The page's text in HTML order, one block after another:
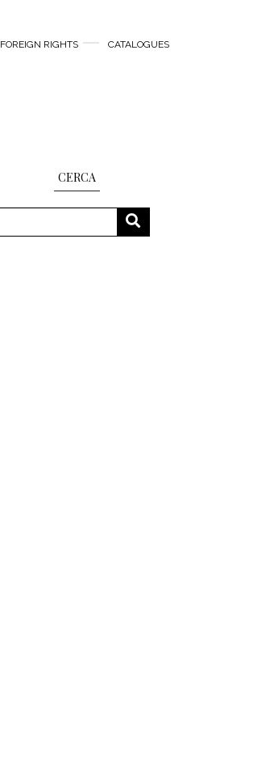
FOREIGN RIGHTS CATALOGUES
CERCA
SEARCH